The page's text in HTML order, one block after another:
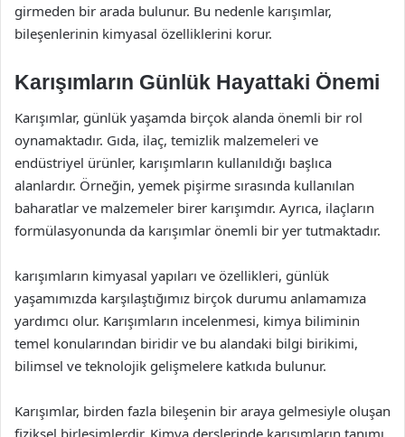
girmeden bir arada bulunur. Bu nedenle karışımlar,
bileşenlerinin kimyasal özelliklerini korur.
Karışımların Günlük Hayattaki Önemi
Karışımlar, günlük yaşamda birçok alanda önemli bir rol
oynamaktadır. Gıda, ilaç, temizlik malzemeleri ve
endüstriyel ürünler, karışımların kullanıldığı başlıca
alanlardır. Örneğin, yemek pişirme sırasında kullanılan
baharatlar ve malzemeler birer karışımdır. Ayrıca, ilaçların
formülasyonunda da karışımlar önemli bir yer tutmaktadır.
karışımların kimyasal yapıları ve özellikleri, günlük
yaşamımızda karşılaştığımız birçok durumu anlamamıza
yardımcı olur. Karışımların incelenmesi, kimya biliminin
temel konularından biridir ve bu alandaki bilgi birikimi,
bilimsel ve teknolojik gelişmelere katkıda bulunur.
Karışımlar, birden fazla bileşenin bir araya gelmesiyle oluşan
fiziksel birleşimlerdir. Kimya derslerinde karışımların tanımı,